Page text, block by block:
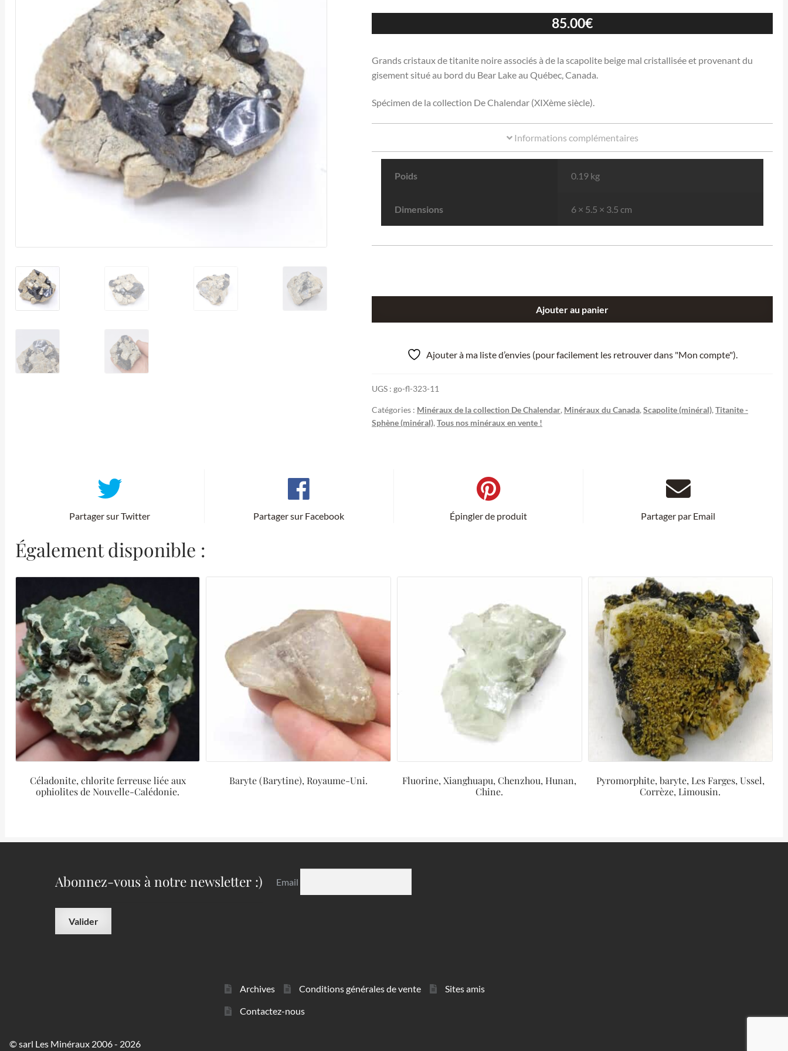
85.00€
Grands cristaux de titanite noire associés à de la scapolite beige mal cristallisée et provenant du
gisement situé au bord du Bear Lake au Québec, Canada.
Spécimen de la collection De Chalendar (XIXème siècle).
Informations complémentaires
Poids 0.19 kg
Dimensions 6 × 5.5 × 3.5 cm
Lake,
Quebec,
Canada.
Ajouter au panier
Ajouter à ma liste d’envies (pour facilement les retrouver dans "Mon compte").
UGS : go-fl-323-11
Catégories : Minéraux de la collection De Chalendar, Minéraux du Canada, Scapolite (minéral), Titanite -
Sphène (minéral), Tous nos minéraux en vente !
Partager sur Twitter Partager sur Facebook Épingler de produit Partager par Email
Également disponible :
Céladonite, chlorite ferreuse liée aux
ophiolites de Nouvelle-Calédonie.
Baryte (Barytine), Royaume-Uni.
Fluorine, Xianghuapu, Chenzhou, Hunan,
Chine.
Pyromorphite, baryte, Les Farges, Ussel,
Corrèze, Limousin.
Abonnez-vous à notre newsletter :) Email
Archives Conditions générales de vente
Sites amis
Contactez-nous
© sarl Les Minéraux 2006 - 2026